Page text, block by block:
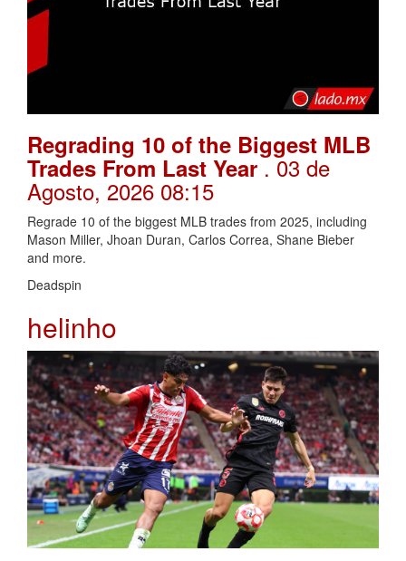
Regrading 10 of the Biggest MLB
Trades From Last Year. 03 de
Agosto, 2026 08:15
Regrade 10 of the biggest MLB trades from 2025, including
Mason Miller, Jhoan Duran, Carlos Correa, Shane Bieber
and more.
Deadspin
helinho